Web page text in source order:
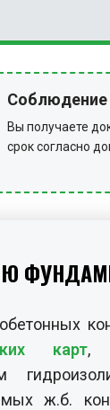
Соблюдение
Вы получаете
срок согласно
карт,
ж.б.